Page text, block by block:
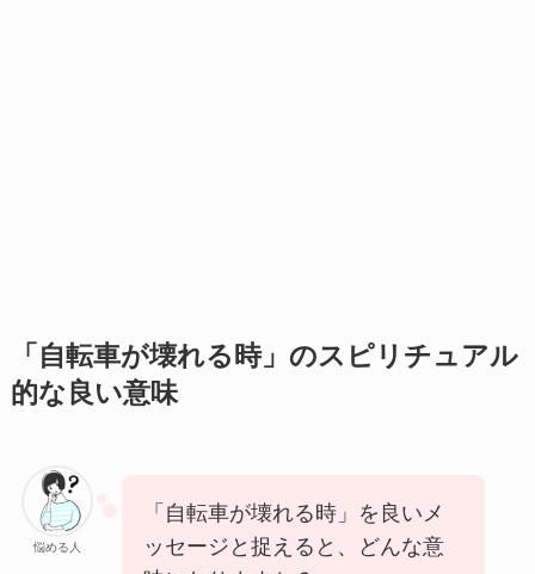
「自転車が壊れる時」のスピリチュアル
的な良い意味
悩める人
「自転車が壊れる時」を良いメ
ッセージと捉えると、どんな意